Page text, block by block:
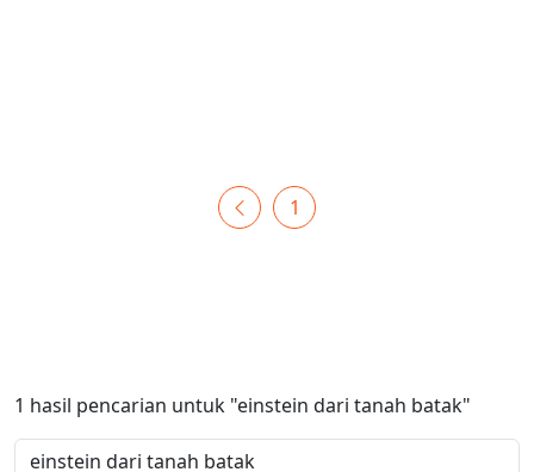
1
1 hasil pencarian untuk "einstein dari tanah batak"